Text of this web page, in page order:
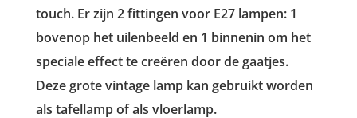
touch. Er zijn 2 fittingen voor E27 lampen: 1
bovenop het uilenbeeld en 1 binnenin om het
speciale effect te creëren door de gaatjes.
Deze grote vintage lamp kan gebruikt worden
als tafellamp of als vloerlamp.